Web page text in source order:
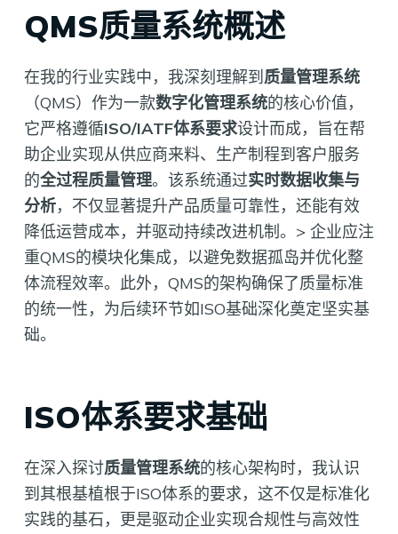
QMS质量系统概述
在我的行业实践中，我深刻理解到 质量管理系统
（QMS）作为一款数字化管理系统的核心价值，
它严格遵循ISO/IATF体系要求设计而成，旨在帮
助企业实现从供应商来料、生产制程到客户服务
的全过程质量管理。该系统通过实时数据收集与
分析，不仅显著提升产品质量可靠性，还能有效
降低运营成本，并驱动持续改进机制。> 企业应注
重QMS的模块化集成，以避免数据孤岛并优化整
体流程效率。此外，QMS的架构确保了质量标准
的统一性，为后续环节如ISO基础深化奠定坚实基
础。
ISO体系要求基础
在深入探讨质量管理系统的核心架构时，我认识
到其根基植根于ISO体系的要求，这不仅是标准化
实践的基石，更是驱动企业实现合规性与高效性